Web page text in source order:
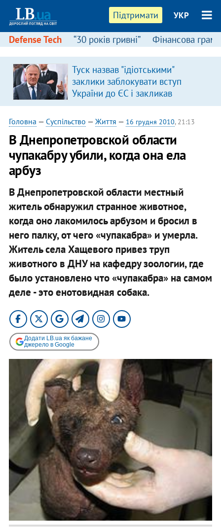
Підтримати УКР
Defense Tech “30 років гривні” Фінансова
Туск назвав "ідіотськими"
заклики заблокувати вступ
України до ЄС і закликав
припинити антиукраїнську
риторику
Головна — Суспільство — Життя — 16 грудня 2010, 21:13
В Днепропетровской области
чупакабру убили, когда она ела
арбуз
В Днепропетровской области местный
житель обнаружил странное животное,
когда оно лакомилось арбузом и бросил в
него палку, от чего «чупакабра» и умерла.
Житель села Хащевого привез труп
животного в ДНУ на кафедру зоологии, где
было установлено что «чупакабра» на самом
деле - это енотовидная собака.​
Додати LB.ua як бажане
джерело в Google